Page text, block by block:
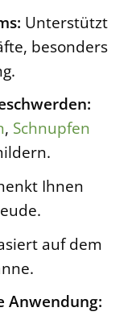
Unterstützt
besonders
, Schnupfen
Ihnen
auf dem
Anwendung: